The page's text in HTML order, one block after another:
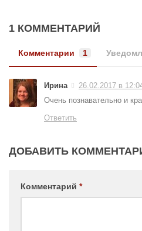
1 КОММЕНТАРИЙ
Комментарии 1
Ирина
26.02.2017 в
Очень познавательно и
Ответить
ДОБАВИТЬ
Комментарий *